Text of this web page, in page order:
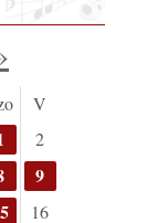
- 84.
V
2
9
16